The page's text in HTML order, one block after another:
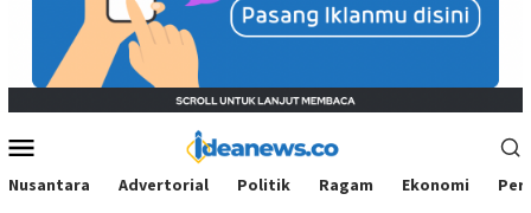
Menu
Nusantara Advertorial Politik Ragam Ekonomi